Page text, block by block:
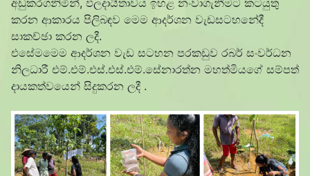
අඩුකරගනිමින්, ඵලදායීතාවය ඉහළ නංවාගැනීමට කටයුතු
කරන ආකාරය පිලිබඳව මෙම ආදර්ශන වැඩසටහනේදී
සාකච්ඡා කරන ලදී.
එසේමමෙම ආදර්ශන වැඩ සටහන පරකඩුව රබර් සංවර්ධන
නිලධාරී එම්.එම්.එස්.එස්.එම්.සේනාරත්න මහත්මියගේ සම්පත්
දායකත්වයෙන් සිදුකරන ලදී .